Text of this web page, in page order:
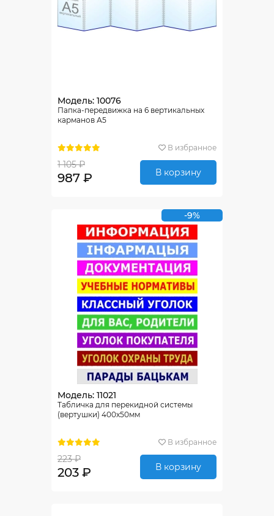
Модель: 10076
Папка-передвижка на 6 вертикальных
карманов А5
В избранное
1 105 ₽
987 ₽ В корзину
-9%
Модель: 11021
Табличка для перекидной системы
(вертушки) 400х50мм
В избранное
223 ₽
203 ₽ В корзину